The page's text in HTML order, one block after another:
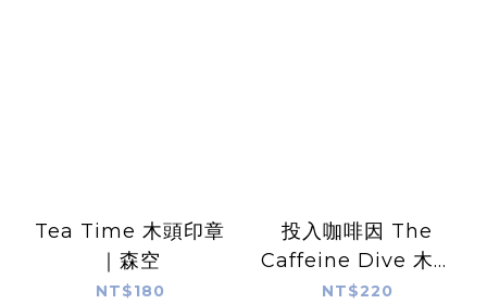
Tea Time 木頭印章
｜森空
NT$180
投入咖啡因 The
Caffeine Dive 木頭
印章｜森空
NT$220